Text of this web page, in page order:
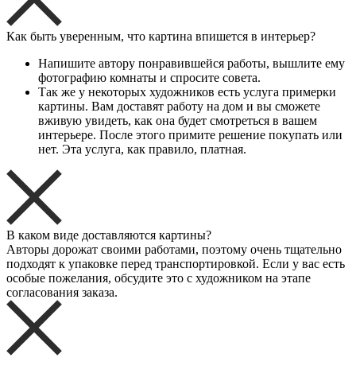
Как быть уверенным, что картина впишется в интерьер?
Напишите автору понравившейся работы, вышлите ему
фотографию комнаты и спросите совета.
Так же у некоторых художников есть услуга примерки
картины. Вам доставят работу на дом и вы сможете
вживую увидеть, как она будет смотреться в вашем
интерьере. После этого примите решение покупать или
нет. Эта услуга, как правило, платная.
В каком виде доставляются картины?
Авторы дорожат своими работами, поэтому очень тщательно
подходят к упаковке перед транспортировкой. Если у вас есть
особые пожелания, обсудите это с художником на этапе
согласования заказа.